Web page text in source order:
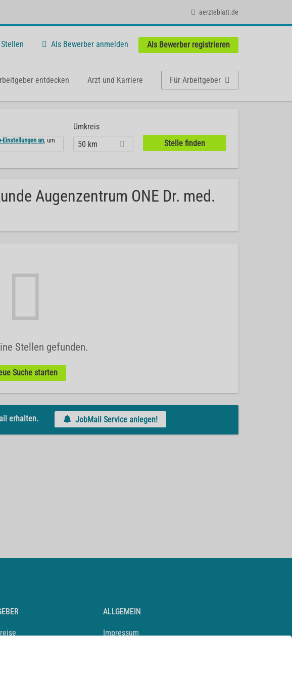
aerzteblatt.de
Als Bewerber anmelden Als Bewerber registrieren
entdecken Arzt und Karriere Für Arbeitgeber
Einstellungen an, um
Umkreis
50 km
Augenzentrum ONE Dr. med.
Stellen gefunden.
Suche starten
erhalten. JobMail Service anlegen!
ALLGEMEIN
Impressum